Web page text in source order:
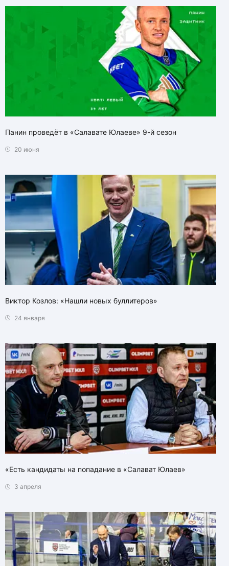
Панин проведёт в «Салавате Юлаеве» 9-й сезон
20 июня
Виктор Козлов: «Нашли новых буллитеров»
24 января
«Есть кандидаты на попадание в «Салават Юлаев»
3 апреля